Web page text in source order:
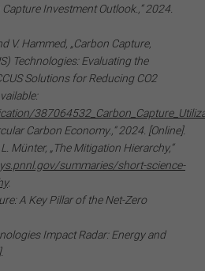
Investment Outlook.,“ 2024.
V. Hammed, „Carbon Capture,
Technologies: Evaluating the
Solutions for Reducing CO2
Carbon Economy.,“ 2024. [Online].
Münter, „The Mitigation Hierarchy,“
summaries/short-science-
.
A Key Pillar of the Net-Zero
Impact Radar: Energy and